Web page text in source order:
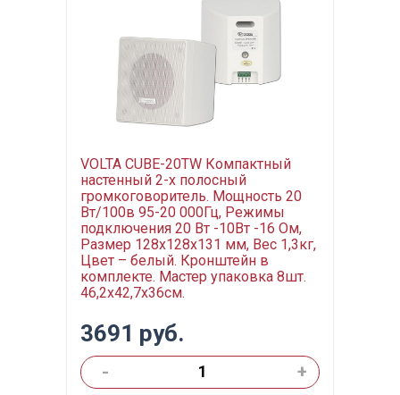
VOLTA CUBE-20TW Компактный
настенный 2-х полосный
громкоговоритель. Мощность 20
Вт/100в 95-20 000Гц, Режимы
подключения 20 Вт -10Вт -16 Ом,
Размер 128х128х131 мм, Вес 1,3кг,
Цвет – белый. Кронштейн в
комплекте. Мастер упаковка 8шт.
46,2х42,7х36см.
3691 руб.
-
+